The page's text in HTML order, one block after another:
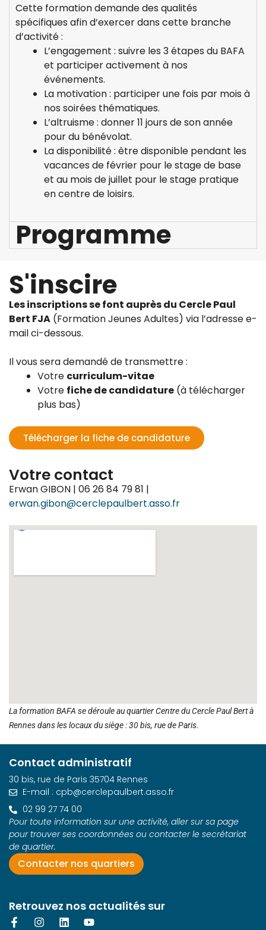
Cette formation demande des qualités
spécifiques afin d’exercer dans cette branche
d’activité :
L’engagement : suivre les 3 étapes du BAFA
et participer activement à nos
événements.
La motivation : participer une fois par mois à
nos soirées thématiques.
L’altruisme : donner 11 jours de son année
pour du bénévolat.
La disponibilité : être disponible pendant les
vacances de février pour le stage de base
et au mois de juillet pour le stage pratique
en centre de loisirs.
Programme
S'inscire
Les inscriptions se font auprès du Cercle Paul
Bert FJA (Formation Jeunes Adultes) via l’adresse e-
mail ci-dessous.
Il vous sera demandé de transmettre :
Votre curriculum-vitae
Votre fiche de candidature (à télécharger
plus bas)
Télécharger la fiche de candidature
Votre contact
Erwan GIBON | 06 26 84 79 81 |
erwan.gibon@cerclepaulbert.asso.fr
La formation BAFA se déroule au quartier Centre du Cercle Paul Bert à
Rennes dans les locaux du siège : 30 bis, rue de Paris.
Retrouvez nos actualités sur
Contact administratif
30 bis, rue de Paris 35704 Rennes
E-mail : cpb@cerclepaulbert.asso.fr
02 99 27 74 00
Pour toute information sur une activité, aller sur sa page
pour trouver ses coordonnées ou contacter le secrétariat
de quartier.
Contacter nos quartiers